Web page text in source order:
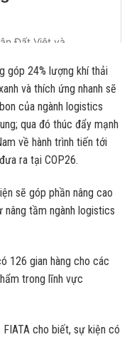
góp 24% lượng khí thải
và thích ứng nhanh sẽ
của ngành logistics
qua đó thúc đẩy mạnh
về hành trình tiến tới
ra tại COP26.
sẽ góp phần nâng cao
tầm ngành logistics
126 gian hàng cho các
trong lĩnh vực
cho biết, sự kiện có